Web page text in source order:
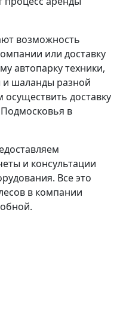
возможность
или доставку
автопарку техники,
шаланды разной
доставку
в
и консультации
Все это
в компании